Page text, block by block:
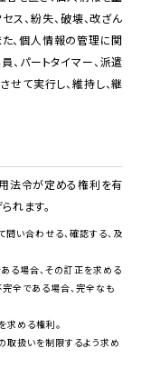
、紛失、破壊、改ざん
、個人情報の管理に関
、パートタイマー、派遣
せて実行し、維持し、継
法令が定める権利を有
れます。
い合わせる、確認する、及
る場合、その訂正を求める
全である場合、完全なも
める権利。
扱いを制限するよう求め